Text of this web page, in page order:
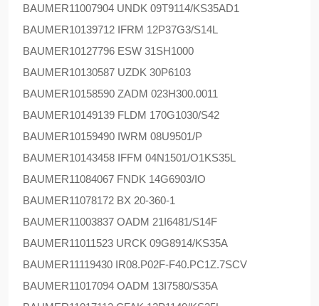
BAUMER11007904 UNDK 09T9114/KS35AD1
BAUMER10139712 IFRM 12P37G3/S14L
BAUMER10127796 ESW 31SH1000
BAUMER10130587 UZDK 30P6103
BAUMER10158590 ZADM 023H300.0011
BAUMER10149139 FLDM 170G1030/S42
BAUMER10159490 IWRM 08U9501/P
BAUMER10143458 IFFM 04N1501/O1KS35L
BAUMER11084067 FNDK 14G6903/IO
BAUMER11078172 BX 20-360-1
BAUMER11003837 OADM 21I6481/S14F
BAUMER11011523 URCK 09G8914/KS35A
BAUMER11119430 IR08.P02F-F40.PC1Z.7SCV
BAUMER11017094 OADM 13I7580/S35A